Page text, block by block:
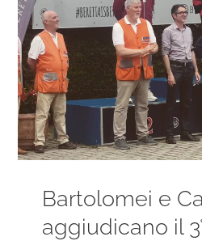
Bartolomei e
aggiudicano il